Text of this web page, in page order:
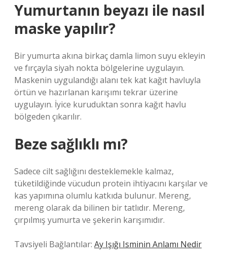
Yumurtanın beyazı ile nasıl
maske yapılır?
Bir yumurta akına birkaç damla limon suyu ekleyin
ve fırçayla siyah nokta bölgelerine uygulayın.
Maskenin uygulandığı alanı tek kat kağıt havluyla
örtün ve hazırlanan karışımı tekrar üzerine
uygulayın. İyice kuruduktan sonra kağıt havlu
bölgeden çıkarılır.
Beze sağlıklı mı?
Sadece cilt sağlığını desteklemekle kalmaz,
tüketildiğinde vücudun protein ihtiyacını karşılar ve
kas yapımına olumlu katkıda bulunur. Mereng,
mereng olarak da bilinen bir tatlıdır. Mereng,
çırpılmış yumurta ve şekerin karışımıdır.
Tavsiyeli Bağlantılar: Ay Işığı Isminin Anlamı Nedir